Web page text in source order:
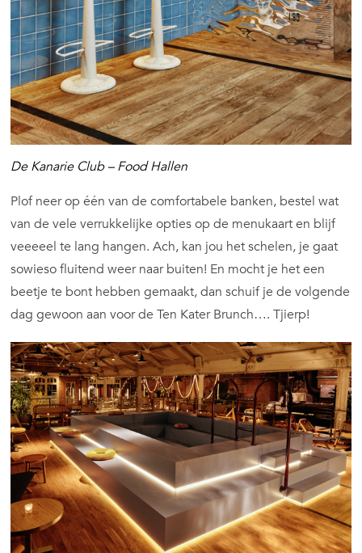
De Kanarie Club – Food Hallen
Plof neer op één van de comfortabele banken, bestel wat
van de vele verrukkelijke opties op de menukaart en blijf
veeeeel te lang hangen. Ach, kan jou het schelen, je gaat
sowieso fluitend weer naar buiten! En mocht je het een
beetje te bont hebben gemaakt, dan schuif je de volgende
dag gewoon aan voor de Ten Kater Brunch…. Tjierp!